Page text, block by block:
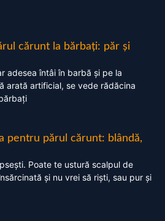
cărunt la bărbați: păr și
adesea întâi în barbă și pe la
arată artificial, se vede rădăcina
pentru părul cărunt: blândă,
Poate te ustură scalpul de
și nu vrei să riști, sau pur și